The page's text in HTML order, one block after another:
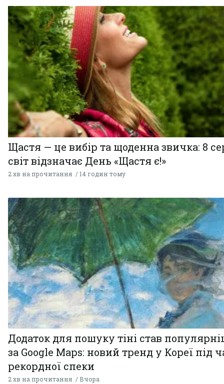
Щастя — це вибір та щоденна звичка: 8
світ відзначає День «Щастя є!»
2 хв на прочитання 14 годин тому
Додаток для пошуку тіні став
за Google Maps: новий тренд у Кореї під
рекордної спеки
2 хв на прочитання Вчора